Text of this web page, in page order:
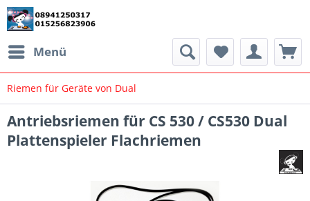
Menü
Riemen für Geräte von Dual
Antriebsriemen für CS 530 / CS530 Dual
Plattenspieler Flachriemen